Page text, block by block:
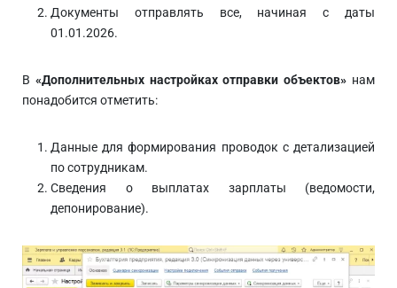
Документы отправлять все, начиная с даты
01.01.2026.
В «Дополнительных настройках отправки объектов» нам
понадобится отметить:
Данные для формирования проводок с детализацией
по сотрудникам.
Сведения о выплатах зарплаты (ведомости,
депонирование).